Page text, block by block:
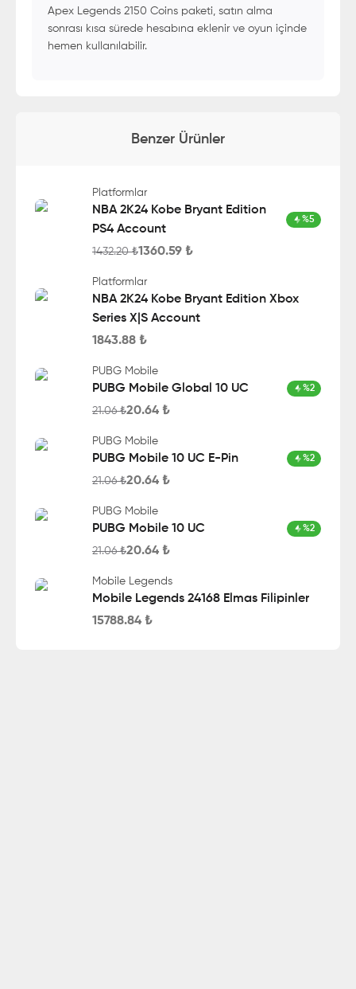
Apex Legends 2150 Coins paketi, satın alma
sonrası kısa sürede hesabına eklenir ve oyun içinde
hemen kullanılabilir.
Benzer Ürünler
Platformlar
NBA 2K24 Kobe Bryant Edition
PS4 Account
%5
1432.20₺1360.59 ₺
Platformlar
NBA 2K24 Kobe Bryant Edition Xbox
Series X|S Account
1843.88 ₺
PUBG Mobile
PUBG Mobile Global 10 UC %2
21.06₺20.64 ₺
PUBG Mobile
PUBG Mobile 10 UC E-Pin %2
21.06₺20.64 ₺
PUBG Mobile
PUBG Mobile 10 UC %2
21.06₺20.64 ₺
Mobile Legends
Mobile Legends 24168 Elmas Filipinler
15788.84 ₺